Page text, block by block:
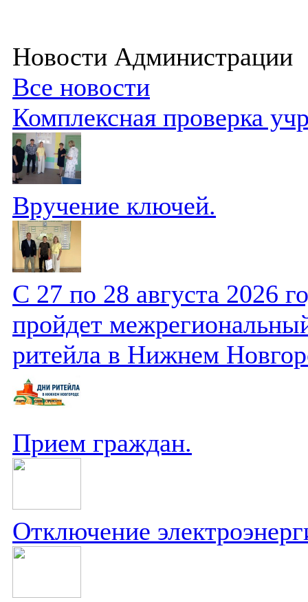
Новости Администрации
Все новости
Комплексная проверка
Вручение ключей.
С 27 по 28 августа 2026
пройдет
ритейла в Нижнем
Прием граждан.
Отключение